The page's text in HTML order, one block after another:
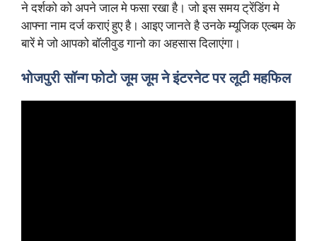
ने दर्शको को अपने जाल मे फसा रखा है। जो इस समय ट्रेंडिंग मे
आफ्ना नाम दर्ज कराएं हुए है। आइए जानते है उनके म्यूजिक एल्बम के
बारें मे जो आपको बॉलीवुड गानो का अहसास दिलाएंगा।
भोजपुरी सॉन्ग फोटो जूम जूम ने इंटरनेट पर लूटी महफिल